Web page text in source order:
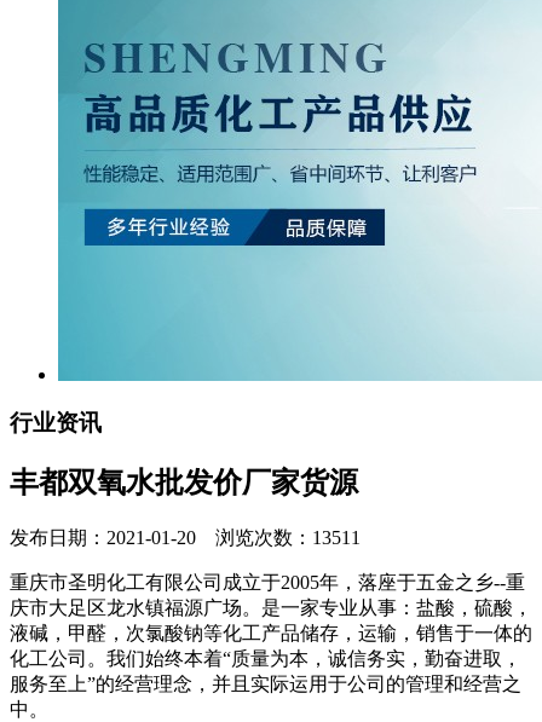
行业资讯
丰都双氧水批发价厂家货源
发布日期：2021-01-20 浏览次数：13511
重庆市圣明化工有限公司成立于2005年，落座于五金之乡--重
庆市大足区龙水镇福源广场。是一家专业从事：盐酸，硫酸，
液碱，甲醛，次氯酸钠等化工产品储存，运输，销售于一体的
化工公司。我们始终本着“质量为本，诚信务实，勤奋进取，
服务至上”的经营理念，并且实际运用于公司的管理和经营之
中。